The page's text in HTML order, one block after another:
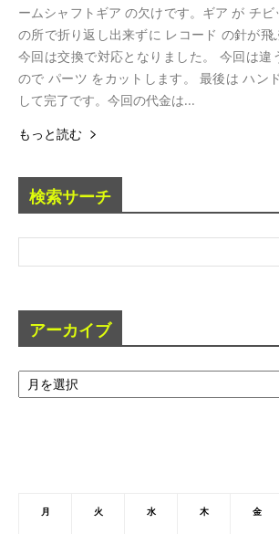
ームシャフトギア の欠けです。ギア が チビ
の所で折り返し出来ずに レコード の針が飛
今回は交換で対応となりました。 今回は違
ので パーツ をカットします。 最後は ハン
して完了です。今回の代金は...
もっと読む
検索サーチ
アーカイブ
ア
ー
月 火 水 木 金